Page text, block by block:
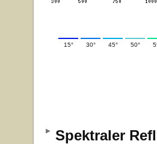
15° 30° 45° 50°
Spektraler